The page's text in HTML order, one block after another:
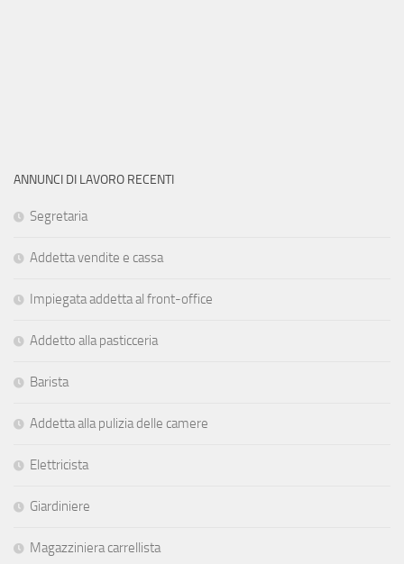
ANNUNCI DI LAVORO RECENTI
Segretaria
Addetta vendite e cassa
Impiegata addetta al front-office
Addetto alla pasticceria
Barista
Addetta alla pulizia delle camere
Elettricista
Giardiniere
Magazziniera carrellista